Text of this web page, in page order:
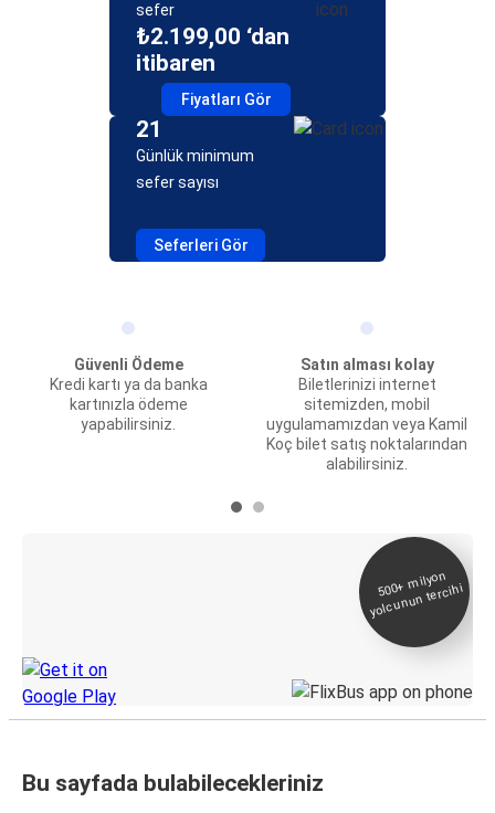
sefer
₺2.199,00 ‘dan
itibaren
Fiyatları Gör
21
Günlük minimum
sefer sayısı
Seferleri Gör
Güvenli Ödeme
Kredi kartı ya da banka
kartınızla ödeme
yapabilirsiniz.
Satın alması kolay
Biletlerinizi internet
sitemizden, mobil
uygulamamızdan veya Kamil
Koç bilet satış noktalarından
alabilirsiniz.
500+
milyon
yolcunun tercihi
Bu sayfada bulabilecekleriniz